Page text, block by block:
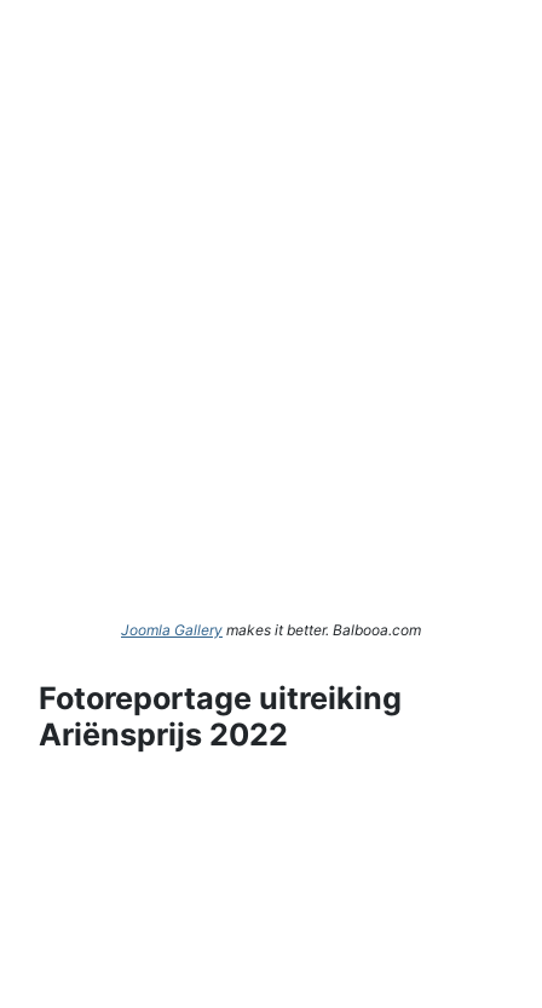
Joomla Gallery makes it better. Balbooa.com
Fotoreportage uitreiking
Ariënsprijs 2022